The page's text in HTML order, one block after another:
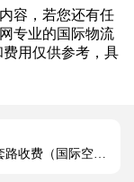
容，若您还有任
专业的国际物流
用仅供参考，具
跨境新手怎么筛选靠谱国际空运货代，避开套路收费（国际空运干货知识分享）